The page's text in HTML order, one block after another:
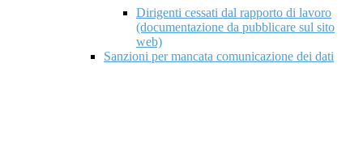
Dirigenti cessati dal rapporto di lavoro
(documentazione da pubblicare sul sito
web)
Sanzioni per mancata comunicazione dei dati